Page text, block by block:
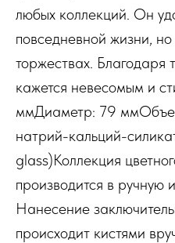
любых коллекций. Он
повседневной жизни,
торжествах. Благодаря
кажется невесомым и
ммДиаметр: 79
натрий-кальций-
glass)Коллекция
производится в ручную
Нанесение
происходит кистями